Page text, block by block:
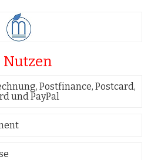
Postfinance, Postcard,
und PayPal